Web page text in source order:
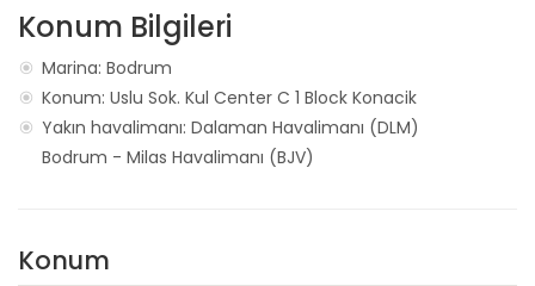
Konum Bilgileri
Marina: Bodrum
Konum: Uslu Sok. Kul Center C 1 Block Konacik
Yakın havalimanı: Dalaman Havalimanı (DLM)
Bodrum - Milas Havalimanı (BJV)
Konum